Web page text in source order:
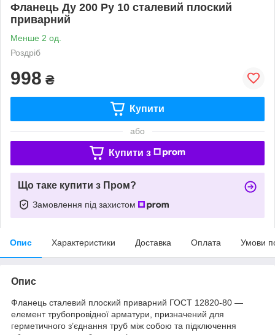
Фланець Ду 200 Ру 10 сталевий плоский
приварний
Менше 2 од.
Роздріб
998 ₴
Купити
або
Купити з
Що таке купити з Пром?
Замовлення під захистом
Опис Характеристики Доставка Оплата Умови
Опис
Фланець сталевий плоский приварний ГОСТ 12820-80 —
елемент трубопровідної арматури, призначений для
герметичного з’єднання труб між собою та підключення